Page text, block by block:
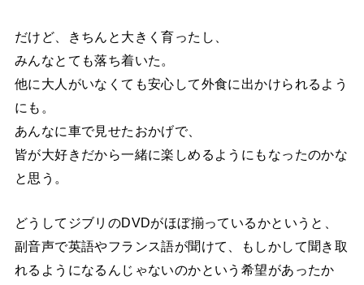
だけど、きちんと大きく育ったし、
みんなとても落ち着いた。
他に大人がいなくても安心して外食に出かけられるよう
にも。
あんなに車で見せたおかげで、
皆が大好きだから一緒に楽しめるようにもなったのかな
と思う。
どうしてジブリのDVDがほぼ揃っているかというと、
副音声で英語やフランス語が聞けて、もしかして聞き取
れるようになるんじゃないのかという希望があったか